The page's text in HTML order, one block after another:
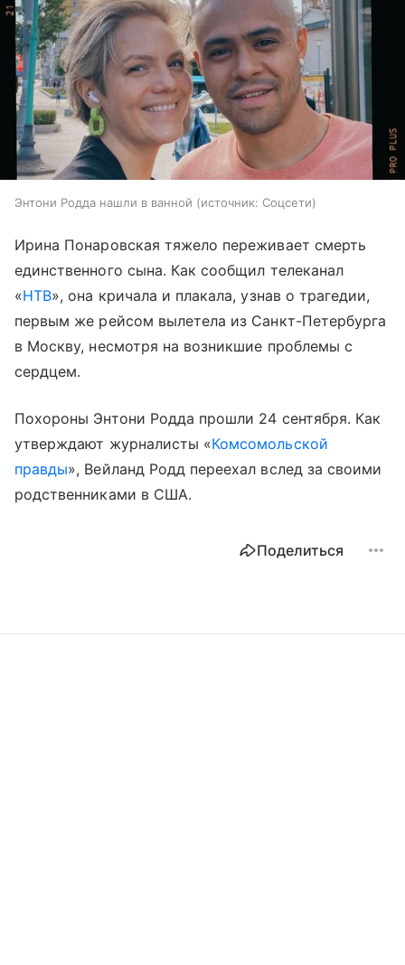
Энтони Родда нашли в ванной источник: Соцсети
Ирина Понаровская тяжело переживает смерть
единственного сына. Как сообщил телеканал
«НТВ», она кричала и плакала, узнав о трагедии,
первым же рейсом вылетела из Санкт-Петербурга
в Москву, несмотря на возникшие проблемы с
сердцем.
Похороны Энтони Родда прошли 24 сентября. Как
утверждают журналисты «Комсомольской
правды», Вейланд Родд переехал вслед за своими
родственниками в США.
Поделиться